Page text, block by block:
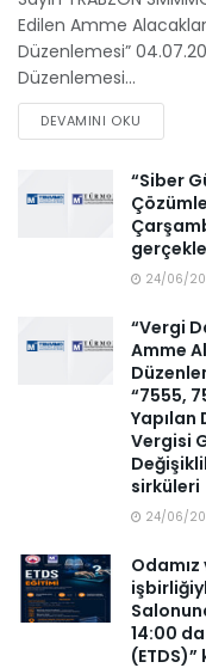
Edilen Amme
Düzenlemesi”
Düzenlemesi...
DEVAMINI OKU
“Siber
24/06/
“Vergi
Amme
“7555,
Yapılan
Vergisi
sirküleri
24/06/
14:00